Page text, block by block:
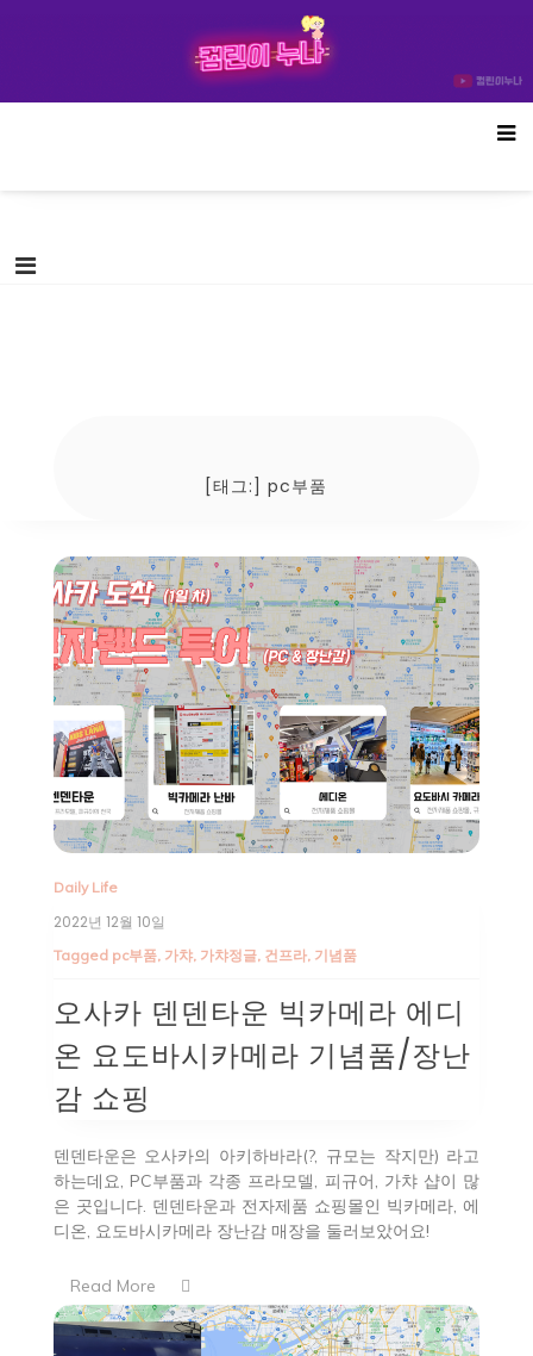
[태그:]pc부품
Daily Life
2022년 12월 10일
Tagged pc부품, 가챠, 가챠정글, 건프라, 기념품
오사카 덴덴타운 빅카메라 에디
온 요도바시카메라 기념품/장난
감 쇼핑
덴덴타운은 오사카의 아키하바라(?, 규모는 작지만) 라고
하는데요, PC부품과 각종 프라모델, 피규어, 가챠 샵이 많
은 곳입니다. 덴덴타운과 전자제품 쇼핑몰인 빅카메라, 에
디온, 요도바시카메라 장난감 매장을 둘러보았어요!
Read More